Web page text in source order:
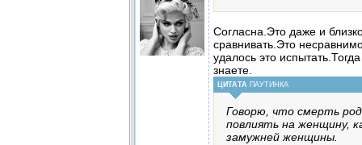
Согласна.Это даже и
сравнивать.Это
удалось это
знаете.
ЦИТАТА ПАУТИНКА
Говорю, что смерть
повлиять на женщину,
замужней женщины.